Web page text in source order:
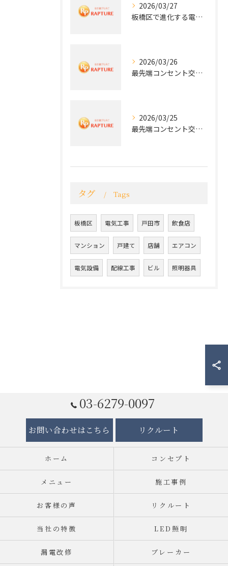
2026/03/27
板橋区で進化する電気工事と最新コンセント交換技術
2026/03/26
最先端コンセント交換で快適な生活を実現する電気工事の技術
2026/03/25
最先端コンセント交換で実現する安全と快適な住環境
タグ Tags
板橋区 電気工事 戸田市 飲食店
マンション 戸建て 店舗 エアコン
電気設備 配線工事 ビル 照明器具
03-6279-0097
お問い合わせはこちら リクルート
ホーム コンセプト
メニュー 施工事例
お客様の声 リクルート
当社の特徴 LED照明
漏電改修 ブレーカー